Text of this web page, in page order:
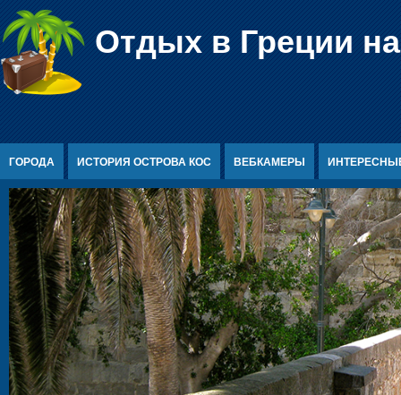
Перейти к содержимомуОтдых в Греции
ГОРОДА ИСТОРИЯ ОСТРОВА КОС ВЕБКАМЕРЫ